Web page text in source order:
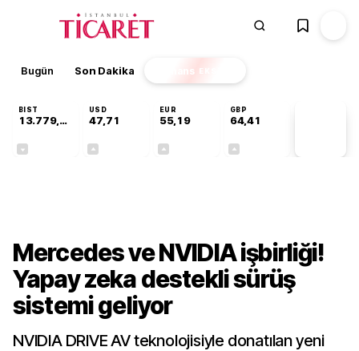
Bugün Son Dakika Finans EKSTRA
BIST
13.779,39
USD
47,71
EUR
55,19
GBP
64,41
Mercedes ve NVIDIA işbirliği!
Yapay zeka destekli sürüş
sistemi geliyor
NVIDIA DRIVE AV teknolojisiyle donatılan yeni